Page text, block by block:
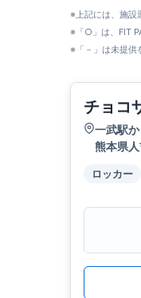
※上記には、施設
※「○」は、FIT
※「－」は未提供
チョコ
一武駅
熊本県
ロッカー